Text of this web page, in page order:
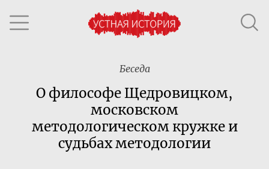
Беседа
О философе Щедровицком,
московском
методологическом кружке и
судьбах методологии